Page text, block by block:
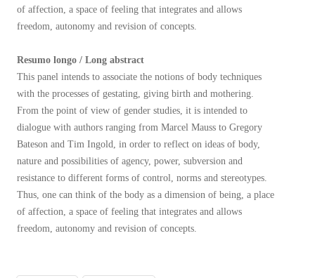
of affection, a space of feeling that integrates and allows
freedom, autonomy and revision of concepts.
Resumo longo / Long abstract
This panel intends to associate the notions of body techniques
with the processes of gestating, giving birth and mothering.
From the point of view of gender studies, it is intended to
dialogue with authors ranging from Marcel Mauss to Gregory
Bateson and Tim Ingold, in order to reflect on ideas of body,
nature and possibilities of agency, power, subversion and
resistance to different forms of control, norms and stereotypes.
Thus, one can think of the body as a dimension of being, a place
of affection, a space of feeling that integrates and allows
freedom, autonomy and revision of concepts.